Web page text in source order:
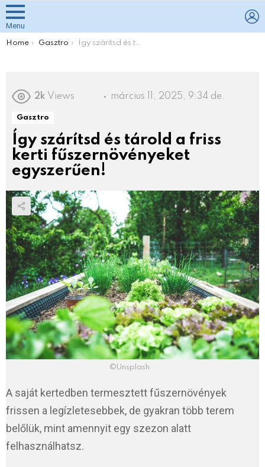
Menu
You are here:
Home Gasztro Így szárítsd és tárold a friss kerti fűszernövényeket egyszerűen!
2k Views március 11, 2025, 9:34 de.
Gasztro
Így szárítsd és tárold a friss
kerti fűszernövényeket
egyszerűen!
©Unsplash
A saját kertedben termesztett fűszernövények
frissen a legízletesebbek, de gyakran több terem
belőlük, mint amennyit egy szezon alatt
felhasználhatsz.